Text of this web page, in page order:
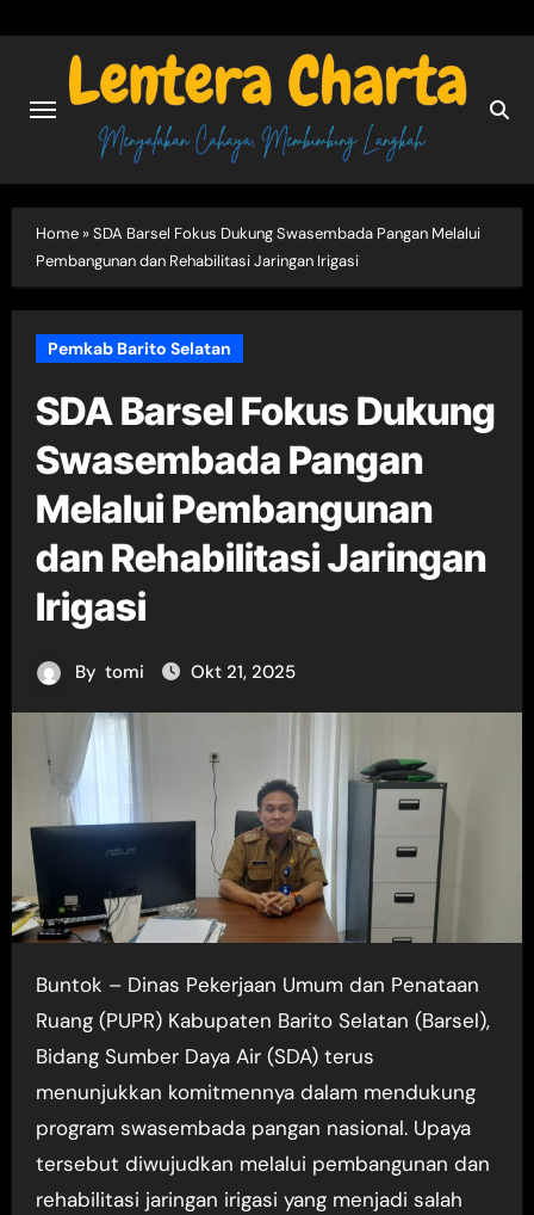
Home»SDA Barsel Fokus Dukung Swasembada Pangan Melalui
Pembangunan dan Rehabilitasi Jaringan Irigasi
Pemkab Barito Selatan
SDA Barsel Fokus Dukung
Swasembada Pangan
Melalui Pembangunan
dan Rehabilitasi Jaringan
Irigasi
By tomi Okt 21, 2025
Buntok – Dinas Pekerjaan Umum dan Penataan
Ruang (PUPR) Kabupaten Barito Selatan (Barsel),
Bidang Sumber Daya Air (SDA) terus
menunjukkan komitmennya dalam mendukung
program swasembada pangan nasional. Upaya
tersebut diwujudkan melalui pembangunan dan
rehabilitasi jaringan irigasi yang menjadi salah